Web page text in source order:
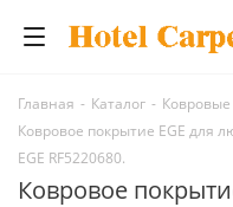
Главная - Каталог -
Ковровое покрытие EGE для
EGE RF5220680.
Ковровое